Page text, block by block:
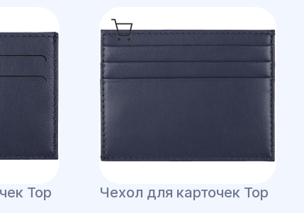
Top
Чехол для карточек Top